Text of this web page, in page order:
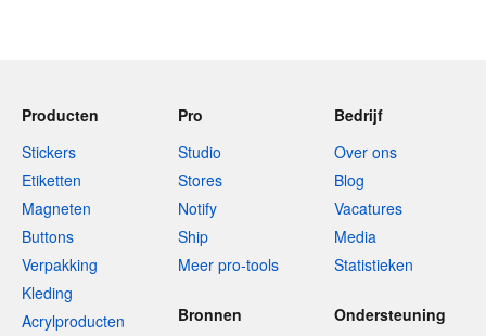
Producten
Stickers
Etiketten
Magneten
Buttons
Verpakking
Kleding
Acrylproducten
Pro
Studio
Stores
Notify
Ship
Meer pro-tools
Bedrijf
Over ons
Blog
Vacatures
Media
Statistieken
Bronnen Ondersteuning